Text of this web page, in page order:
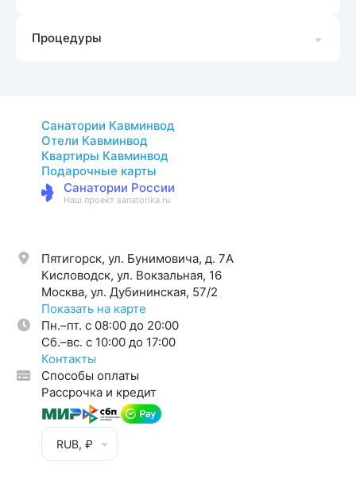
Процедуры
Санатории Кавминвод
Отели Кавминвод
Квартиры Кавминвод
Подарочные карты
Санатории России
Наш проект sanatorika.ru
Пятигорск, ул. Бунимовича, д. 7A
Кисловодск, ул. Вокзальная, 16
Москва, ул. Дубининская, 57/2
Показать на карте
Пн.–пт. с 08:00 до 20:00
Cб.–вс. с 10:00 до 17:00
Контакты
Способы оплаты
Рассрочка и кредит
RUB, ₽